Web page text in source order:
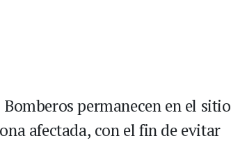
permanecen en el sitio
afectada, con el fin de evitar